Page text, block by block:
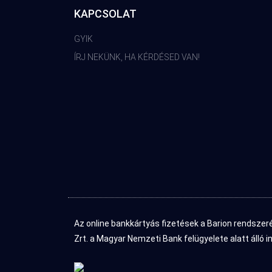
KAPCSOLAT
GYIK
ÍRJ NEKÜNK, HA KÉRDÉSED VAN!
Az online bankkártyás fizetések a Barion
Zrt. a Magyar Nemzeti Bank felügyelete alatt álló